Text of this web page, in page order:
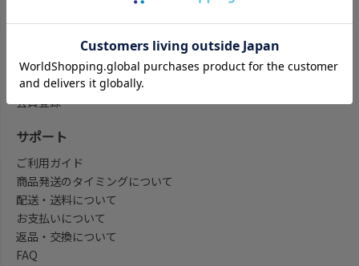
セール
my focus(よみもの)
会員登録/マイページ
会員登録
サポート
ご利用ガイド
商品発送のタイミングについて
配送・送料について
お支払いについて
返品・交換について
FAQ